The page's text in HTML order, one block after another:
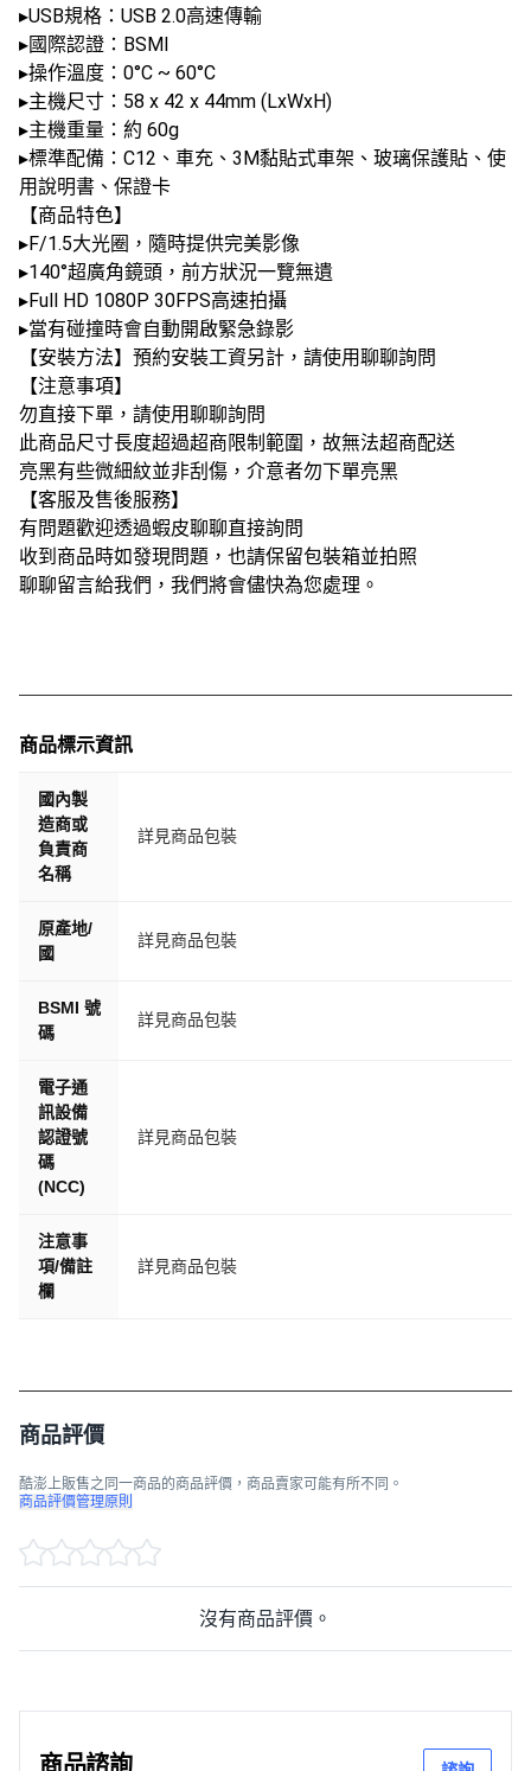
▸USB規格：USB 2.0高速傳輸
▸國際認證：BSMI
▸操作溫度：0°C ~ 60°C
▸主機尺寸：58 x 42 x 44mm (LxWxH)
▸主機重量：約 60g
▸標準配備：C12、車充、3M黏貼式車架、玻璃保護貼、使
用說明書、保證卡
【商品特色】
▸F/1.5大光圈，隨時提供完美影像
▸140°超廣角鏡頭，前方狀況一覽無遺
▸Full HD 1080P 30FPS高速拍攝
▸當有碰撞時會自動開啟緊急錄影
【安裝方法】預約安裝工資另計，請使用聊聊詢問
【注意事項】
勿直接下單，請使用聊聊詢問
此商品尺寸長度超過超商限制範圍，故無法超商配送
亮黑有些微細紋並非刮傷，介意者勿下單亮黑
【客服及售後服務】
有問題歡迎透過蝦皮聊聊直接詢問
收到商品時如發現問題，也請保留包裝箱並拍照
聊聊留言給我們，我們將會儘快為您處理。
商品標示資訊
國內製
造商或
負責商
名稱
詳見商品包裝
原產地/
國
詳見商品包裝
BSMI 號
碼
詳見商品包裝
電子通
訊設備
認證號
碼
(NCC)
詳見商品包裝
注意事
項/備註
欄
詳見商品包裝
商品評價
酷澎上販售之同一商品的商品評價，商品賣家可能有所不同。
商品評價管理原則
沒有商品評價。
商品諮詢